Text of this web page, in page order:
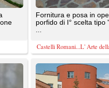
sono quelle che maggiormente
amalgamano tecnica ed ...
gorietti srl - La Pietra di Pianello